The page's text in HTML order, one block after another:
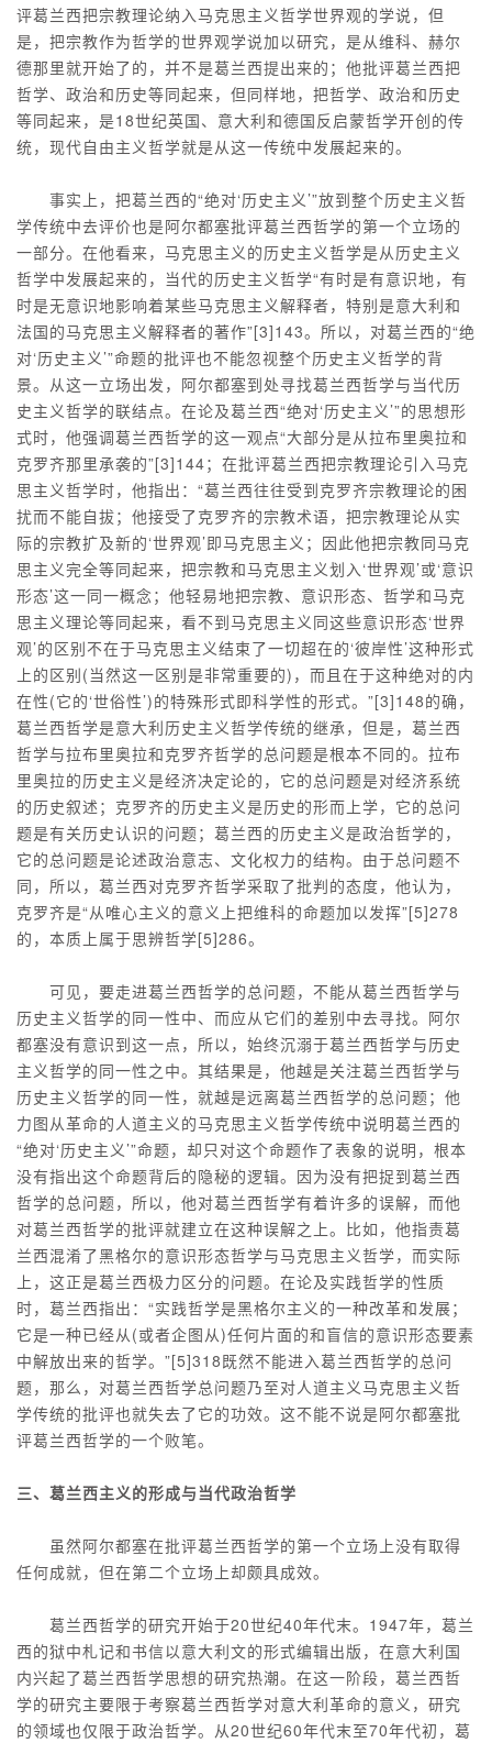
评葛兰西把宗教理论纳入马克思主义哲学世界观的学说，但
是，把宗教作为哲学的世界观学说加以研究，是从维科、赫尔
德那里就开始了的，并不是葛兰西提出来的；他批评葛兰西把
哲学、政治和历史等同起来，但同样地，把哲学、政治和历史
等同起来，是18世纪英国、意大利和德国反启蒙哲学开创的传
统，现代自由主义哲学就是从这一传统中发展起来的。
事实上，把葛兰西的“绝对‘历史主义’”放到整个历史主义哲
学传统中去评价也是阿尔都塞批评葛兰西哲学的第一个立场的
一部分。在他看来，马克思主义的历史主义哲学是从历史主义
哲学中发展起来的，当代的历史主义哲学“有时是有意识地，有
时是无意识地影响着某些马克思主义解释者，特别是意大利和
法国的马克思主义解释者的著作”[3]143。所以，对葛兰西的“绝
对‘历史主义’”命题的批评也不能忽视整个历史主义哲学的背
景。从这一立场出发，阿尔都塞到处寻找葛兰西哲学与当代历
史主义哲学的联结点。在论及葛兰西“绝对‘历史主义’”的思想形
式时，他强调葛兰西哲学的这一观点“大部分是从拉布里奥拉和
克罗齐那里承袭的”[3]144；在批评葛兰西把宗教理论引入马克
思主义哲学时，他指出：“葛兰西往往受到克罗齐宗教理论的困
扰而不能自拔；他接受了克罗齐的宗教术语，把宗教理论从实
际的宗教扩及新的‘世界观’即马克思主义；因此他把宗教同马克
思主义完全等同起来，把宗教和马克思主义划入‘世界观’或‘意识
形态’这一同一概念；他轻易地把宗教、意识形态、哲学和马克
思主义理论等同起来，看不到马克思主义同这些意识形态‘世界
观’的区别不在于马克思主义结束了一切超在的‘彼岸性’这种形式
上的区别(当然这一区别是非常重要的)，而且在于这种绝对的内
在性(它的‘世俗性’)的特殊形式即科学性的形式。”[3]148的确，
葛兰西哲学是意大利历史主义哲学传统的继承，但是，葛兰西
哲学与拉布里奥拉和克罗齐哲学的总问题是根本不同的。拉布
里奥拉的历史主义是经济决定论的，它的总问题是对经济系统
的历史叙述；克罗齐的历史主义是历史的形而上学，它的总问
题是有关历史认识的问题；葛兰西的历史主义是政治哲学的，
它的总问题是论述政治意志、文化权力的结构。由于总问题不
同，所以，葛兰西对克罗齐哲学采取了批判的态度，他认为，
克罗齐是“从唯心主义的意义上把维科的命题加以发挥”[5]278
的，本质上属于思辨哲学[5]286。
可见，要走进葛兰西哲学的总问题，不能从葛兰西哲学与
历史主义哲学的同一性中、而应从它们的差别中去寻找。阿尔
都塞没有意识到这一点，所以，始终沉溺于葛兰西哲学与历史
主义哲学的同一性之中。其结果是，他越是关注葛兰西哲学与
历史主义哲学的同一性，就越是远离葛兰西哲学的总问题；他
力图从革命的人道主义的马克思主义哲学传统中说明葛兰西的
“绝对‘历史主义’”命题，却只对这个命题作了表象的说明，根本
没有指出这个命题背后的隐秘的逻辑。因为没有把捉到葛兰西
哲学的总问题，所以，他对葛兰西哲学有着许多的误解，而他
对葛兰西哲学的批评就建立在这种误解之上。比如，他指责葛
兰西混淆了黑格尔的意识形态哲学与马克思主义哲学，而实际
上，这正是葛兰西极力区分的问题。在论及实践哲学的性质
时，葛兰西指出：“实践哲学是黑格尔主义的一种改革和发展；
它是一种已经从(或者企图从)任何片面的和盲信的意识形态要素
中解放出来的哲学。”[5]318既然不能进入葛兰西哲学的总问
题，那么，对葛兰西哲学总问题乃至对人道主义马克思主义哲
学传统的批评也就失去了它的功效。这不能不说是阿尔都塞批
评葛兰西哲学的一个败笔。
三、葛兰西主义的形成与当代政治哲学
虽然阿尔都塞在批评葛兰西哲学的第一个立场上没有取得
任何成就，但在第二个立场上却颇具成效。
葛兰西哲学的研究开始于20世纪40年代末。1947年，葛兰
西的狱中札记和书信以意大利文的形式编辑出版，在意大利国
内兴起了葛兰西哲学思想的研究热潮。在这一阶段，葛兰西哲
学的研究主要限于考察葛兰西哲学对意大利革命的意义，研究
的领域也仅限于政治哲学。从20世纪60年代末至70年代初，葛